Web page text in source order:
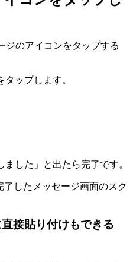
ジのアイコンをタップする
ップします。
した」と出たら完了です。
接貼り付けもできる